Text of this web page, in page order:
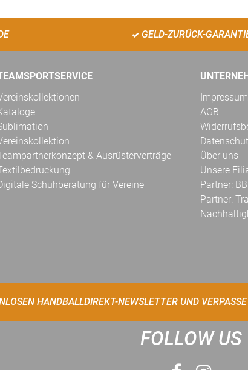
GELD-ZURÜCK-
& Ausrüsterverträge
Schuhberatung für Vereine
Impressum
AGB
Über uns
Unsere
Partner:
Partner:
HANDBALLDIREKT-NEWSLETTER UND
FOLLOW US